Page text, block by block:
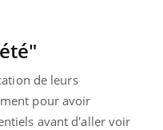
de leurs
pour avoir
avant d'aller voir